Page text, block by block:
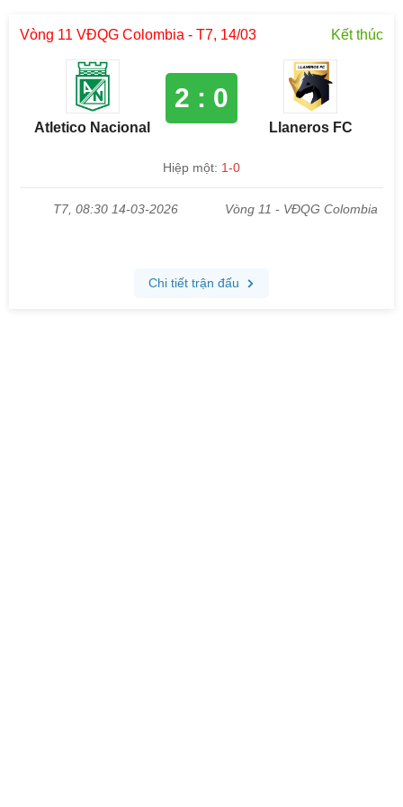
Vòng 11 VĐQG Colombia - T7, 14/03 Kết thúc
Atletico Nacional
2 : 0
Llaneros FC
Hiệp một: 1-0
T7, 08:30 14-03-2026 Vòng 11 - VĐQG Colombia
Chi tiết trận đấu